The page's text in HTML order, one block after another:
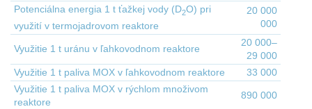
Potenciálna energia 1 t ťažkej vody (D2O) pri
využití v termojadrovom reaktore
20 000
000
Využitie 1 t uránu v ľahkovodnom reaktore
20 000–
29 000
Využitie 1 t paliva MOX v ľahkovodnom reaktore
33 000
Využitie 1 t paliva MOX v rýchlom množivom
reaktore
890 000